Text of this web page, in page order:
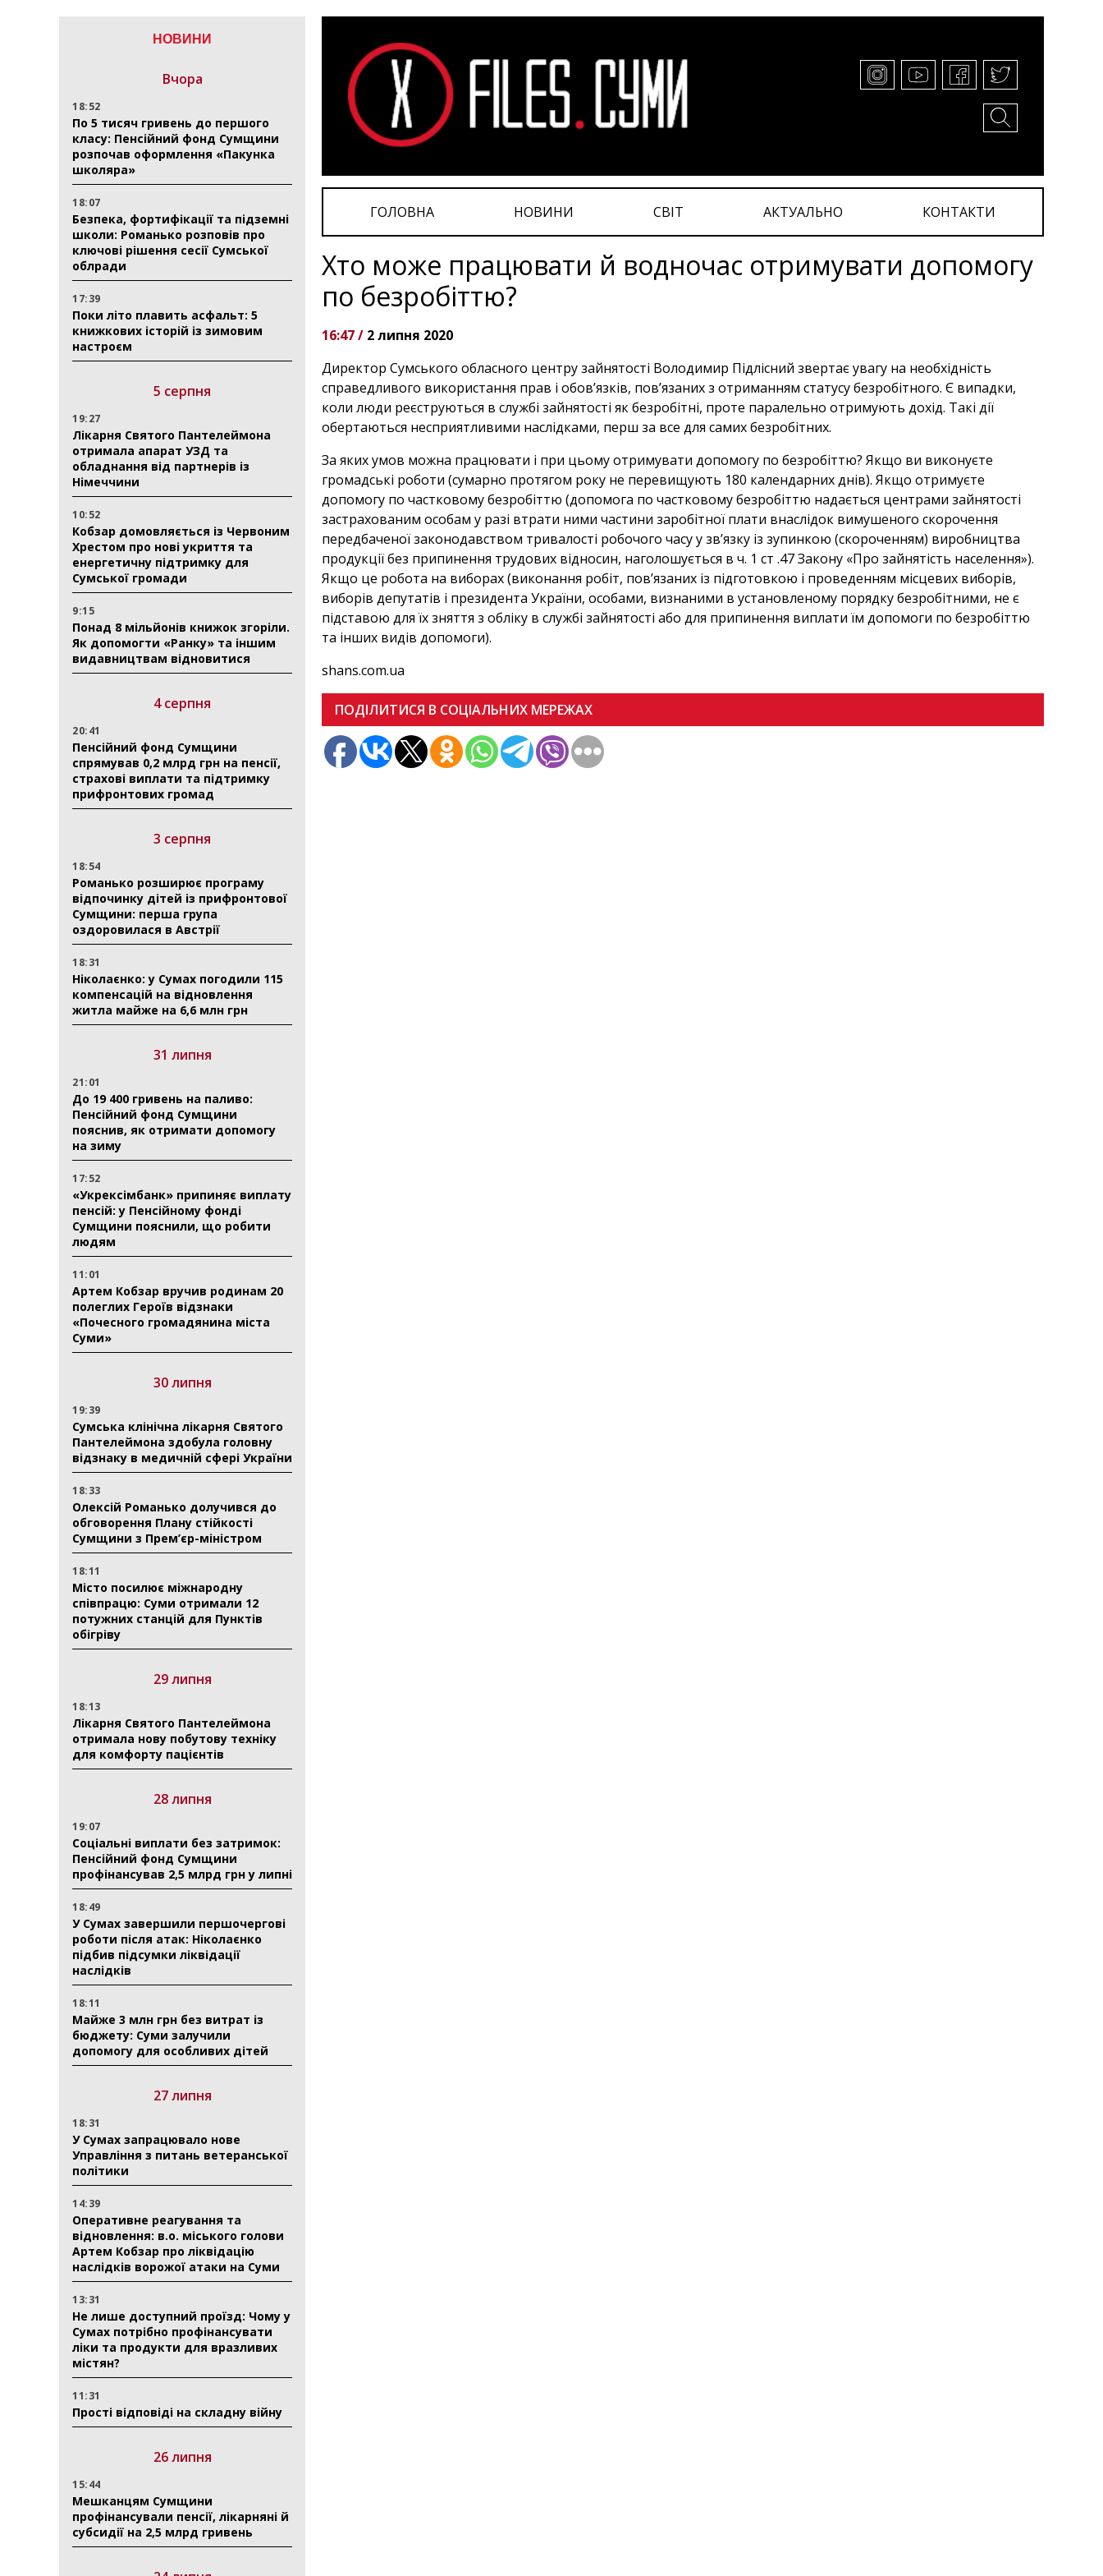
ГОЛОВНА НОВИНИ СВІТ АКТУАЛЬНО КОНТАКТИ
НОВИНИ
Вчора
18:52
По 5 тисяч гривень до першого
класу: Пенсійний фонд Сумщини
розпочав оформлення «Пакунка
школяра»
18:07
Безпека, фортифікації та підземні
школи: Романько розповів про
ключові рішення сесії Сумської
облради
17:39
Поки літо плавить асфальт: 5
книжкових історій із зимовим
настроєм
5 серпня
19:27
Лікарня Святого Пантелеймона
отримала апарат УЗД та
обладнання від партнерів із
Німеччини
10:52
Кобзар домовляється із Червоним
Хрестом про нові укриття та
енергетичну підтримку для
Сумської громади
9:15
Понад 8 мільйонів книжок згоріли.
Як допомогти «Ранку» та іншим
видавництвам відновитися
4 серпня
20:41
Пенсійний фонд Сумщини
спрямував 0,2 млрд грн на пенсії,
страхові виплати та підтримку
прифронтових громад
3 серпня
18:54
Романько розширює програму
відпочинку дітей із прифронтової
Сумщини: перша група
оздоровилася в Австрії
18:31
Ніколаєнко: у Сумах погодили 115
компенсацій на відновлення
житла майже на 6,6 млн грн
31 липня
21:01
До 19 400 гривень на паливо:
Пенсійний фонд Сумщини
пояснив, як отримати допомогу
на зиму
17:52
«Укрексімбанк» припиняє виплату
пенсій: у Пенсійному фонді
Сумщини пояснили, що робити
людям
11:01
Артем Кобзар вручив родинам 20
полеглих Героїв відзнаки
«Почесного громадянина міста
Суми»
30 липня
19:39
Сумська клінічна лікарня Святого
Пантелеймона здобула головну
відзнаку в медичній сфері України
18:33
Олексій Романько долучився до
обговорення Плану стійкості
Сумщини з Прем’єр-міністром
18:11
Місто посилює міжнародну
співпрацю: Суми отримали 12
потужних станцій для Пунктів
обігріву
29 липня
18:13
Лікарня Святого Пантелеймона
отримала нову побутову техніку
для комфорту пацієнтів
28 липня
19:07
Соціальні виплати без затримок:
Пенсійний фонд Сумщини
профінансував 2,5 млрд грн у липні
18:49
У Сумах завершили першочергові
роботи після атак: Ніколаєнко
підбив підсумки ліквідації
наслідків
18:11
Майже 3 млн грн без витрат із
бюджету: Суми залучили
допомогу для особливих дітей
27 липня
18:31
У Сумах запрацювало нове
Управління з питань ветеранської
політики
14:39
Оперативне реагування та
відновлення: в.о. міського голови
Артем Кобзар про ліквідацію
наслідків ворожої атаки на Суми
13:31
Не лише доступний проїзд: Чому у
Сумах потрібно профінансувати
ліки та продукти для вразливих
містян?
11:31
Прості відповіді на складну війну
26 липня
15:44
Мешканцям Сумщини
профінансували пенсії, лікарняні й
субсидії на 2,5 млрд гривень
Хто може працювати й водночас отримувати допомогу
по безробіттю?
16:47 / 2 липня 2020
Директор Сумського обласного центру зайнятості Володимир Підлісний звертає увагу на необхідність
справедливого використання прав і обов’язків, пов’язаних з отриманням статусу безробітного. Є випадки,
коли люди реєструються в службі зайнятості як безробітні, проте паралельно отримують дохід. Такі дії
обертаються несприятливими наслідками, перш за все для самих безробітних.
За яких умов можна працювати і при цьому отримувати допомогу по безробіттю? Якщо ви виконуєте
громадські роботи (сумарно протягом року не перевищують 180 календарних днів). Якщо отримуєте
допомогу по частковому безробіттю (допомога по частковому безробіттю надається центрами зайнятості
застрахованим особам у разі втрати ними частини заробітної плати внаслідок вимушеного скорочення
передбаченої законодавством тривалості робочого часу у зв’язку із зупинкою (скороченням) виробництва
продукції без припинення трудових відносин, наголошується в ч. 1 ст .47 Закону «Про зайнятість населення»).
Якщо це робота на виборах (виконання робіт, пов’язаних із підготовкою і проведенням місцевих виборів,
виборів депутатів і президента України, особами, визнаними в установленому порядку безробітними, не є
підставою для їх зняття з обліку в службі зайнятості або для припинення виплати їм допомоги по безробіттю
та інших видів допомоги).
shans.com.ua
ПОДІЛИТИСЯ В СОЦІАЛЬНИХ МЕРЕЖАХ